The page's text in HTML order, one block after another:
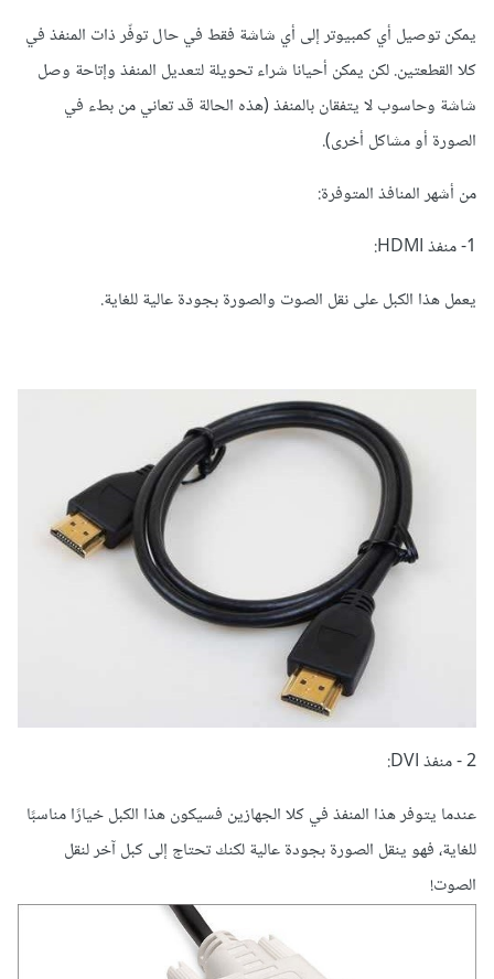
يمكن توصيل أي كمبيوتر إلى أي شاشة فقط في حال توفّر ذات المنفذ في
كلا القطعتين. لكن يمكن أحيانا شراء تحويلة لتعديل المنفذ وإتاحة وصل
شاشة وحاسوب لا يتفقان بالمنفذ (هذه الحالة قد تعاني من بطء في
الصورة أو مشاكل أخرى).
من أشهر المنافذ المتوفرة:
1- منفذ HDMI:
يعمل هذا الكبل على نقل الصوت والصورة بجودة عالية للغاية.
2 - منفذ DVI:
عندما يتوفر هذا المنفذ في كلا الجهازين فسيكون هذا الكبل خيارًا مناسبًا
للغاية، فهو ينقل الصورة بجودة عالية لكنك تحتاج إلى كبل آخر لنقل
الصوت!